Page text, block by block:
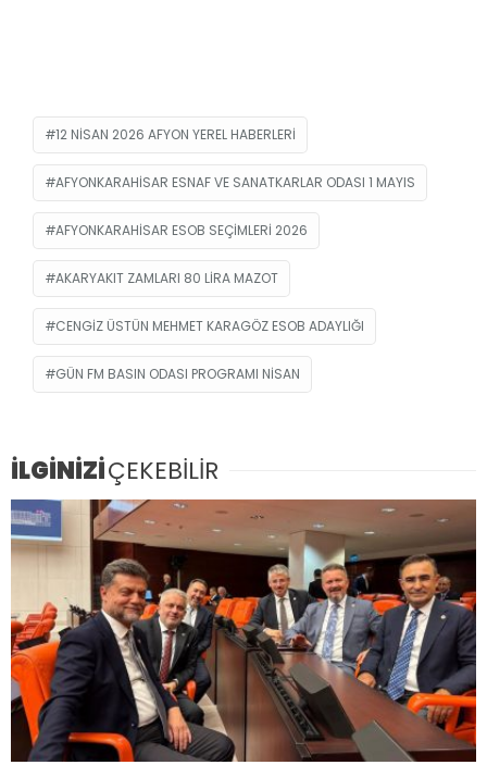
12 NISAN 2026 AFYON YEREL HABERLERI
AFYONKARAHISAR ESNAF VE SANATKARLAR ODASI 1 MAYIS
AFYONKARAHISAR ESOB SEÇIMLERI 2026
AKARYAKIT ZAMLARI 80 LIRA MAZOT
CENGIZ ÜSTÜN MEHMET KARAGÖZ ESOB ADAYLIĞI
GÜN FM BASIN ODASI PROGRAMI NISAN
İLGİNİZİÇEKEBİLİR